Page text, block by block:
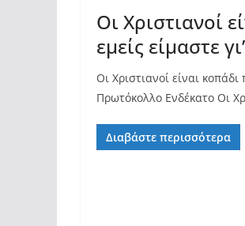
Οι Χριστιανοί
εμείς είμαστε
Οι Χριστιανοί είναι
Πρωτόκολλο Ενδέκατο Οι
Διαβάστε περισσότερα